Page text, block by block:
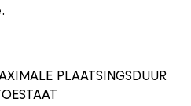
PLAATSINGSDUUR